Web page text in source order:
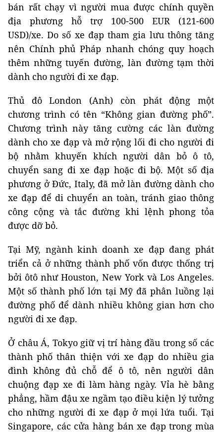
bán rất chạy vì người mua được chính quyền
địa phương hỗ trợ 100-500 EUR (121-600
USD)/xe. Do số xe đạp tham gia lưu thông tăng
nên Chính phủ Pháp nhanh chóng quy hoạch
thêm những tuyến đường, làn đường tạm thời
dành cho người đi xe đạp.
Thủ đô London (Anh) còn phát động một
chương trình có tên “Không gian đường phố”.
Chương trình này tăng cường các làn đường
dành cho xe đạp và mở rộng lối đi cho người đi
bộ nhằm khuyến khích người dân bỏ ô tô,
chuyển sang đi xe đạp hoặc đi bộ. Một số địa
phương ở Đức, Italy, đã mở làn đường dành cho
xe đạp để di chuyển an toàn, tránh giao thông
công cộng và tắc đường khi lệnh phong tỏa
được dỡ bỏ.
Tại Mỹ, ngành kinh doanh xe đạp đang phát
triển cả ở những thành phố vốn được thống trị
bởi ôtô như Houston, New York và Los Angeles.
Một số thành phố lớn tại Mỹ đã phân luồng lại
đường phố để dành nhiều không gian hơn cho
người đi xe đạp.
Ở châu Á, Tokyo giữ vị trí hàng đầu trong số các
thành phố thân thiện với xe đạp do nhiều gia
đình không đủ chỗ để ô tô, nên người dân
chuộng đạp xe đi làm hàng ngày. Vỉa hè bằng
phẳng, hầm đậu xe ngầm tạo điều kiện lý tưởng
cho những người đi xe đạp ở mọi lứa tuổi. Tại
Singapore, các cửa hàng bán xe đạp trong mùa